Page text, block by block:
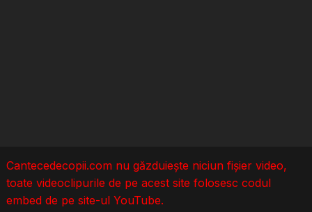
Cantecedecopii.com nu găzduieşte niciun fișier video,
toate videoclipurile de pe acest site folosesc codul
embed de pe site-ul YouTube.